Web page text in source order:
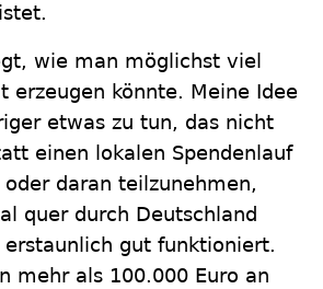
wie man möglichst viel
erzeugen könnte. Meine Idee
etwas zu tun, das nicht
einen lokalen Spendenlauf
daran teilzunehmen,
quer durch Deutschland
erstaunlich gut funktioniert.
mehr als 100.000 Euro an